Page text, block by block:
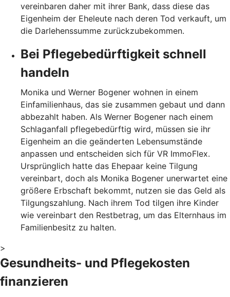
vereinbaren daher mit ihrer Bank, dass diese das
Eigenheim der Eheleute nach deren Tod verkauft, um
die Darlehenssumme zurückzubekommen.
Bei Pflegebedürftigkeit schnell
handeln
Monika und Werner Bogener wohnen in einem
Einfamilienhaus, das sie zusammen gebaut und dann
abbezahlt haben. Als Werner Bogener nach einem
Schlaganfall pflegebedürftig wird, müssen sie ihr
Eigenheim an die geänderten Lebensumstände
anpassen und entscheiden sich für VR ImmoFlex.
Ursprünglich hatte das Ehepaar keine Tilgung
vereinbart, doch als Monika Bogener unerwartet eine
größere Erbschaft bekommt, nutzen sie das Geld als
Tilgungszahlung. Nach ihrem Tod tilgen ihre Kinder
wie vereinbart den Restbetrag, um das Elternhaus im
Familienbesitz zu halten.
>
Gesundheits- und Pflegekosten
finanzieren